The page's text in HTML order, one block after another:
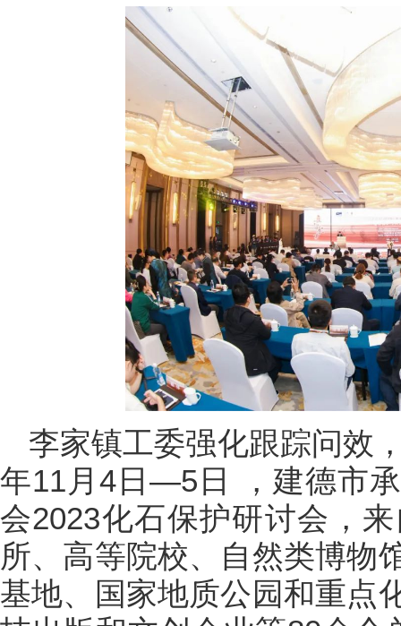
李家镇工委强化跟踪问效
年11月4日—5日 ，建德市
会2023化石保护研讨会，
所、高等院校、自然类博物
基地、国家地质公园和重点